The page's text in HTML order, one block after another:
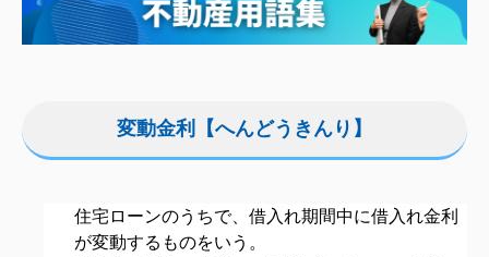
変動金利【へんどうきんり】
住宅ローンのうちで、借入れ期間中に借入れ金利
が変動するものをいう。